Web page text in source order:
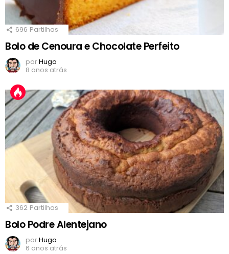
696 Partilhas
Bolo de Cenoura e Chocolate Perfeito
porHugo
8 anos atrás
362 Partilhas
Bolo Podre Alentejano
porHugo
6 anos atrás